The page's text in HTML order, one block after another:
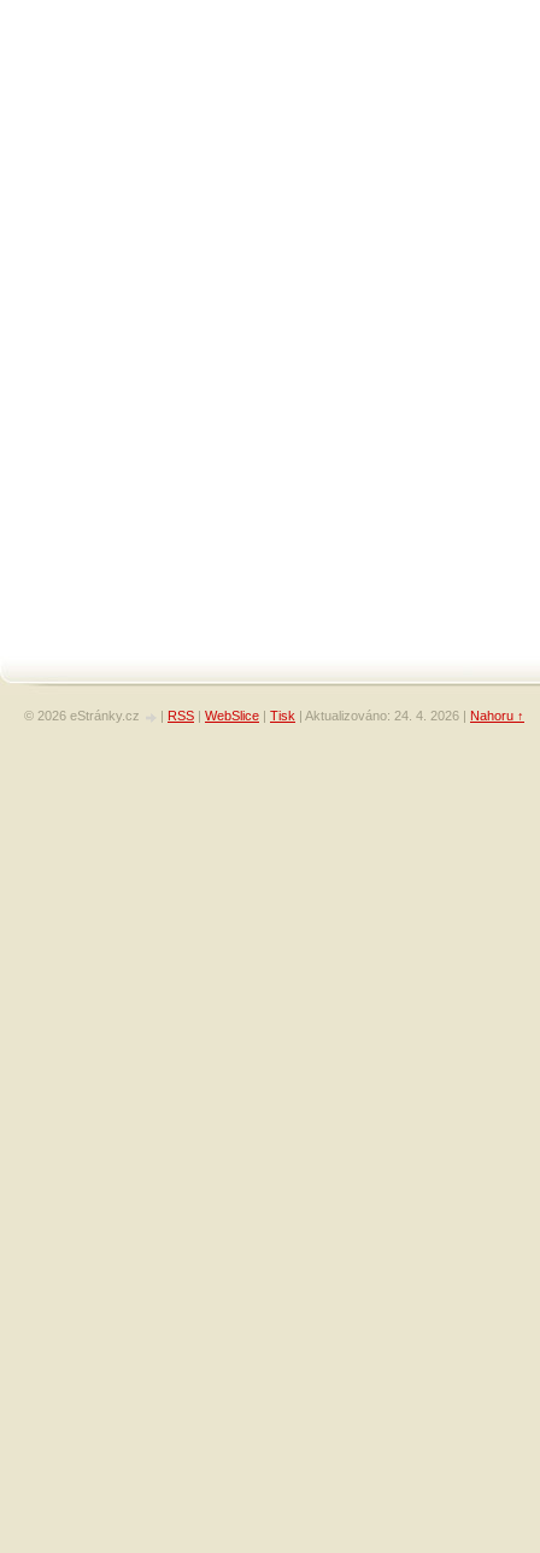
© 2026 eStránky.cz | RSS | WebSlice | Tisk | Aktualizováno: 24. 4. 2026 | Nahoru ↑